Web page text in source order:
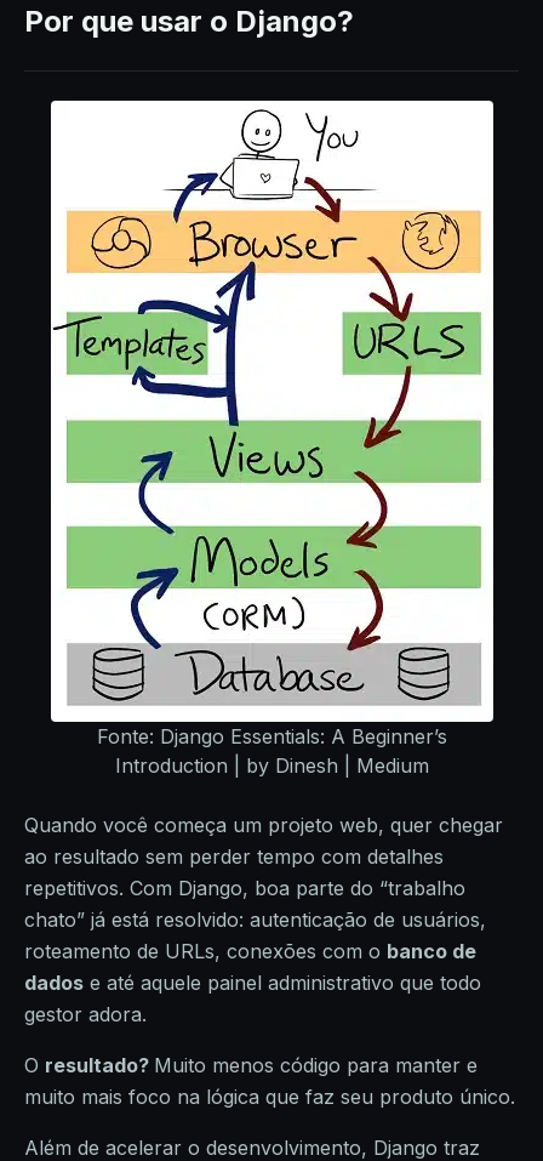
Por que usar o Django?
Fonte: Django Essentials: A Beginner’s
Introduction | by Dinesh | Medium
Quando você começa um projeto web, quer chegar
ao resultado sem perder tempo com detalhes
repetitivos. Com Django, boa parte do “trabalho
chato” já está resolvido: autenticação de usuários,
roteamento de URLs, conexões com o banco de
dados e até aquele painel administrativo que todo
gestor adora.
O resultado? Muito menos código para manter e
muito mais foco na lógica que faz seu produto único.
Além de acelerar o desenvolvimento, Django traz